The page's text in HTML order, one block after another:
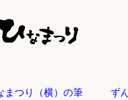
まつり（横）の筆
ず